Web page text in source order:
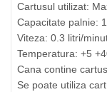
Cartusul utilizat:
Capacitate palnie:
Viteza: 0.3 litri/
Temperatura: +5
Cana contine
Se poate utiliza